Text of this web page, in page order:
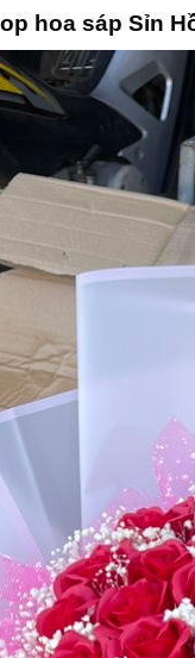
hoa sáp Sỉn